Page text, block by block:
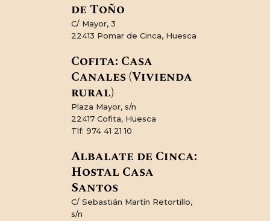
de Toño
C/ Mayor, 3
22413 Pomar de Cinca, Huesca
Cofita: Casa
Canales (Vivienda
rural)
Plaza Mayor, s/n
22417 Cofita, Huesca
Tlf: 974 41 21 10
Albalate de Cinca:
Hostal Casa
Santos
C/ Sebastián Martín Retortillo,
s/n